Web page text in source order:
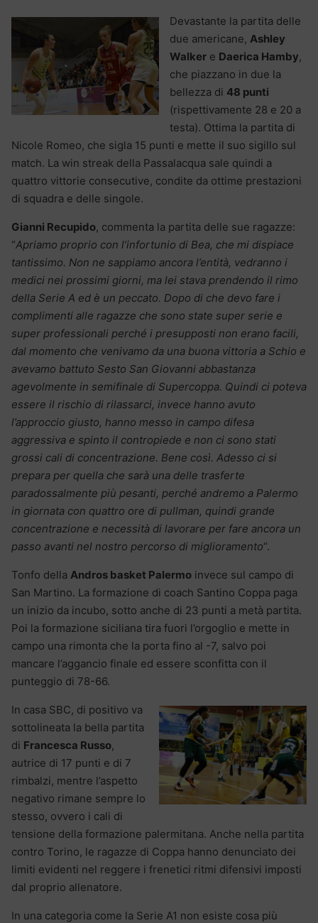
Devastante la partita delle
due americane, Ashley
Walker e Daerica Hamby,
che piazzano in due la
bellezza di 48 punti
(rispettivamente 28 e 20 a
testa). Ottima la partita di
Nicole Romeo, che sigla 15 punti e mette il suo sigillo sul
match. La win streak della Passalacqua sale quindi a
quattro vittorie consecutive, condite da ottime prestazioni
di squadra e delle singole.
Gianni Recupido, commenta la partita delle sue ragazze:
“Apriamo proprio con l’infortunio di Bea, che mi dispiace
tantissimo. Non ne sappiamo ancora l’entità, vedranno i
medici nei prossimi giorni, ma lei stava prendendo il rimo
della Serie A ed è un peccato. Dopo di che devo fare i
complimenti alle ragazze che sono state super serie e
super professionali perché i presupposti non erano facili,
dal momento che venivamo da una buona vittoria a Schio e
avevamo battuto Sesto San Giovanni abbastanza
agevolmente in semifinale di Supercoppa. Quindi ci poteva
essere il rischio di rilassarci, invece hanno avuto
l’approccio giusto, hanno messo in campo difesa
aggressiva e spinto il contropiede e non ci sono stati
grossi cali di concentrazione. Bene così. Adesso ci si
prepara per quella che sarà una delle trasferte
paradossalmente più pesanti, perché andremo a Palermo
in giornata con quattro ore di pullman, quindi grande
concentrazione e necessità di lavorare per fare ancora un
passo avanti nel nostro percorso di miglioramento“.
Tonfo della Andros basket Palermo invece sul campo di
San Martino. La formazione di coach Santino Coppa paga
un inizio da incubo, sotto anche di 23 punti a metà partita.
Poi la formazione siciliana tira fuori l’orgoglio e mette in
campo una rimonta che la porta fino al -7, salvo poi
mancare l’aggancio finale ed essere sconfitta con il
punteggio di 78-66.
In casa SBC, di positivo va
sottolineata la bella partita
di Francesca Russo,
autrice di 17 punti e di 7
rimbalzi, mentre l’aspetto
negativo rimane sempre lo
stesso, ovvero i cali di
tensione della formazione palermitana. Anche nella partita
contro Torino, le ragazze di Coppa hanno denunciato dei
limiti evidenti nel reggere i frenetici ritmi difensivi imposti
dal proprio allenatore.
In una categoria come la Serie A1 non esiste cosa più